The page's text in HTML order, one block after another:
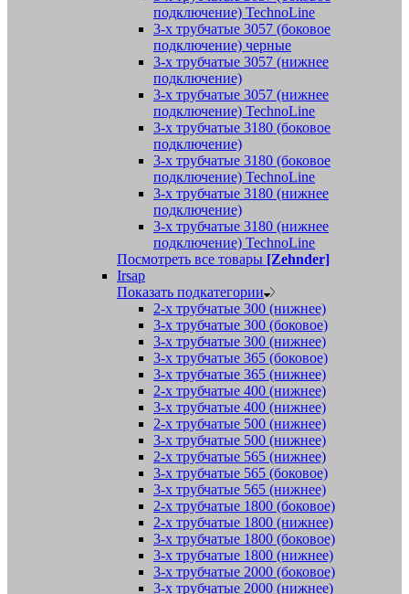
подключение) TechnoLine
3-х трубчатые 3057 (боковое
подключение) черные
3-х трубчатые 3057 (нижнее
подключение)
3-х трубчатые 3057 (нижнее
подключение) TechnoLine
3-х трубчатые 3180 (боковое
подключение)
3-х трубчатые 3180 (боковое
подключение) TechnoLine
3-х трубчатые 3180 (нижнее
подключение)
3-х трубчатые 3180 (нижнее
подключение) TechnoLine
Посмотреть все товары [Zehnder]
Irsap
Показать подкатегории
2-х трубчатые 300 (нижнее)
3-х трубчатые 300 (боковое)
3-х трубчатые 300 (нижнее)
3-х трубчатые 365 (боковое)
3-х трубчатые 365 (нижнее)
2-х трубчатые 400 (нижнее)
3-х трубчатые 400 (нижнее)
2-х трубчатые 500 (нижнее)
3-х трубчатые 500 (нижнее)
2-х трубчатые 565 (нижнее)
3-х трубчатые 565 (боковое)
3-х трубчатые 565 (нижнее)
2-х трубчатые 1800 (боковое)
2-х трубчатые 1800 (нижнее)
3-х трубчатые 1800 (боковое)
3-х трубчатые 1800 (нижнее)
3-х трубчатые 2000 (боковое)
3-х трубчатые 2000 (нижнее)